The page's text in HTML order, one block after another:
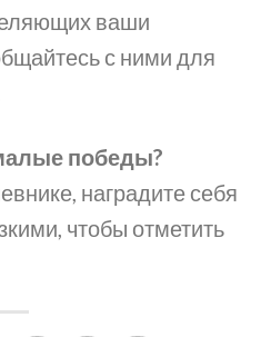
ваши
с ними для
победы?
наградите себя
чтобы отметить